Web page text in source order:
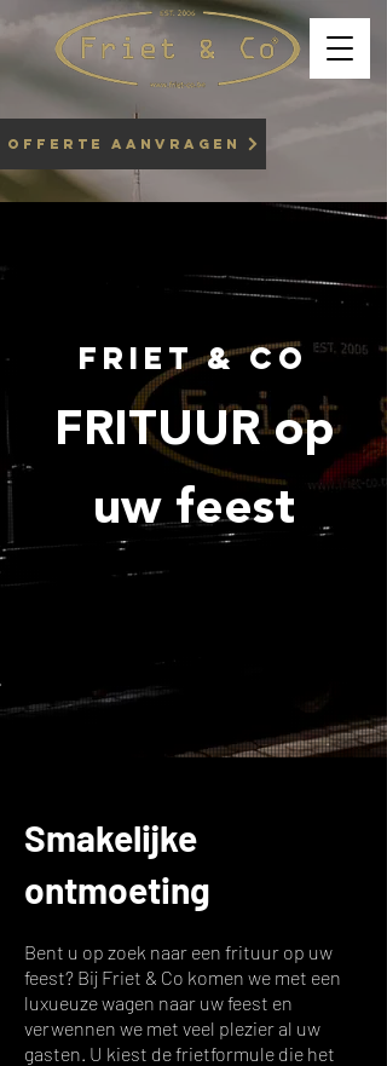
OFFERTE AANVRAGEN
FRIET & CO
FRITUUR op
uw feest
Smakelijke
ontmoeting
Bent u op zoek naar een frituur op uw
feest? Bij Friet & Co komen we met een
luxueuze wagen naar uw feest en
verwennen we met veel plezier al uw
gasten. U kiest de frietformule die het